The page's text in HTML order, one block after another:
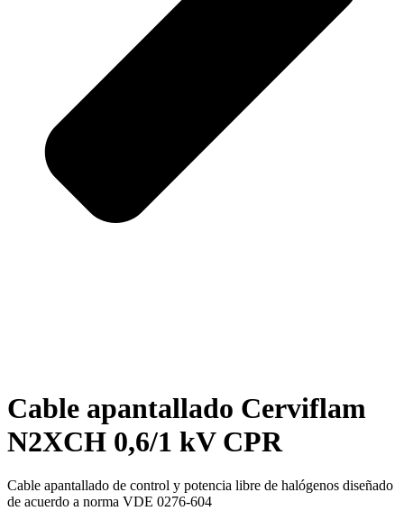
Cable apantallado Cerviflam
N2XCH 0,6/1 kV CPR
Cable apantallado de control y potencia libre de halógenos diseñado
de acuerdo a norma VDE 0276-604